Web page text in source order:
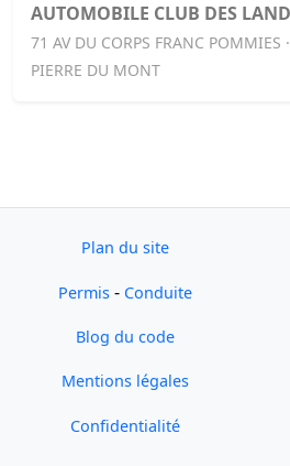
AUTOMOBILE CLUB DES
71 AV DU CORPS FRANC POMMIES
PIERRE DU MONT
Plan du site
Permis - Conduite
Blog du code
Mentions légales
Confidentialité